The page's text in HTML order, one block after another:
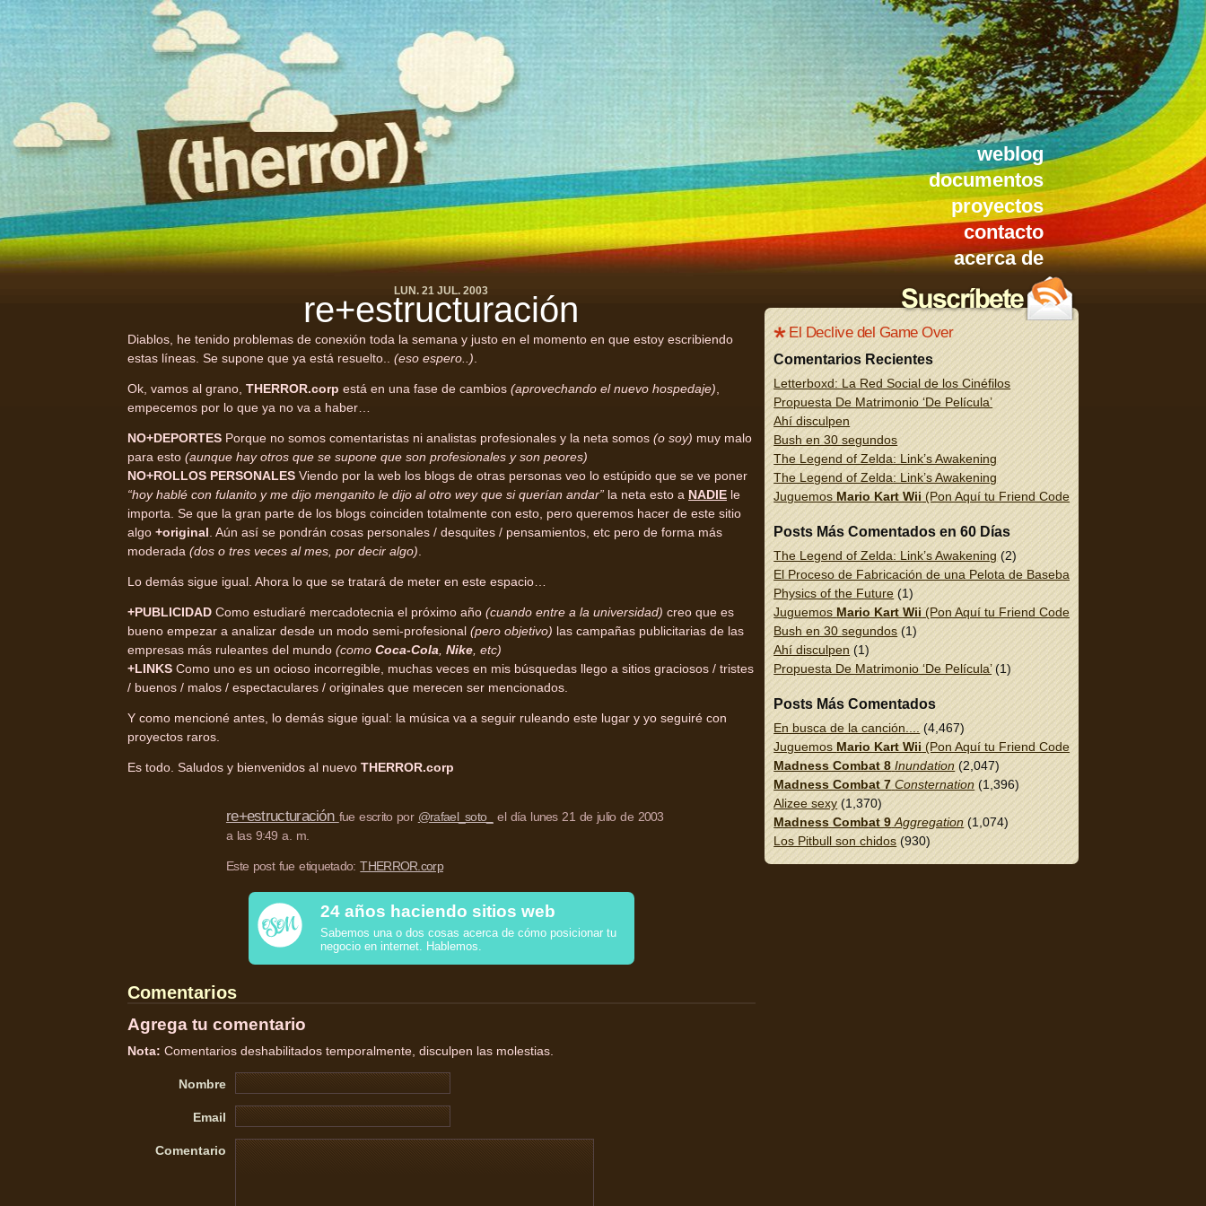
weblog
documentos
proyectos
contacto
acerca de
LUN. 21 JUL. 2003
re+estructuración
Diablos, he tenido problemas de conexión toda la semana y justo en el momento en que estoy escribiendo
estas líneas. Se supone que ya está resuelto.. (eso espero..).
Ok, vamos al grano, THERROR.corp está en una fase de cambios (aprovechando el nuevo hospedaje),
empecemos por lo que ya no va a haber…
NO+DEPORTES Porque no somos comentaristas ni analistas profesionales y la neta somos (o soy) muy malo
para esto (aunque hay otros que se supone que son profesionales y son peores)
NO+ROLLOS PERSONALES Viendo por la web los blogs de otras personas veo lo estúpido que se ve poner
“hoy hablé con fulanito y me dijo menganito le dijo al otro wey que si querían andar” la neta esto a NADIE le
importa. Se que la gran parte de los blogs coinciden totalmente con esto, pero queremos hacer de este sitio
algo +original. Aún así se pondrán cosas personales / desquites / pensamientos, etc pero de forma más
moderada (dos o tres veces al mes, por decir algo).
Lo demás sigue igual. Ahora lo que se tratará de meter en este espacio…
+PUBLICIDAD Como estudiaré mercadotecnia el próximo año (cuando entre a la universidad) creo que es
bueno empezar a analizar desde un modo semi-profesional (pero objetivo) las campañas publicitarias de las
empresas más ruleantes del mundo (como Coca-Cola, Nike, etc)
+LINKS Como uno es un ocioso incorregible, muchas veces en mis búsquedas llego a sitios graciosos / tristes
/ buenos / malos / espectaculares / originales que merecen ser mencionados.
Y como mencioné antes, lo demás sigue igual: la música va a seguir ruleando este lugar y yo seguiré con
proyectos raros.
Es todo. Saludos y bienvenidos al nuevo THERROR.corp
re+estructuración fue escrito por @rafael_soto_
el día lunes 21 de julio de 2003
a las 9:49 a. m.
Este post fue etiquetado:THERROR.corp
24 años haciendo sitios web
Sabemos una o dos cosas acerca de cómo posicionar tu
negocio en internet. Hablemos.
Comentarios
Agrega tu comentario
Nota: Comentarios deshabilitados temporalmente, disculpen las molestias.
Nombre
Email
Comentario
El Declive del Game Over
Comentarios Recientes
Letterboxd: La Red Social de los Cinéfilos
Propuesta De Matrimonio ‘De Película’
Ahí disculpen
Bush en 30 segundos
The Legend of Zelda: Link’s Awakening
The Legend of Zelda: Link’s Awakening
Juguemos Mario Kart Wii (Pon Aquí tu Friend Code!)
Posts Más Comentados en 60 Días
The Legend of Zelda: Link’s Awakening (2)
El Proceso de Fabricación de una Pelota de Baseball
Physics of the Future (1)
Juguemos Mario Kart Wii (Pon Aquí tu Friend Code!)
Bush en 30 segundos (1)
Ahí disculpen (1)
Propuesta De Matrimonio ‘De Película’(1)
Posts Más Comentados
En busca de la canción.... (4,467)
Juguemos Mario Kart Wii (Pon Aquí tu Friend Code!)
Madness Combat 8 Inundation (2,047)
Madness Combat 7 Consternation (1,396)
Alizee sexy (1,370)
Madness Combat 9 Aggregation (1,074)
Los Pitbull son chidos (930)